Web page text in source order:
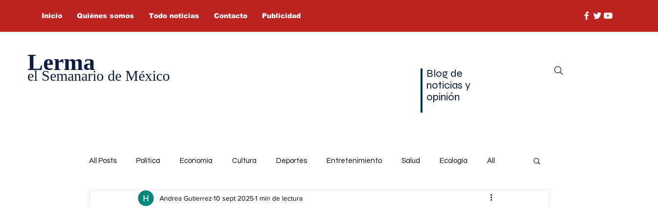
Inicio Quiénes somos Todo noticias Contacto Publicidad
Lerma
el Semanario de México
Blog de
noticias y
opinión
All Posts Política Economía Cultura Deportes Entretenimiento Salud Ecología All
Andrea Gutierrez 10 sept 20251 min de lectura